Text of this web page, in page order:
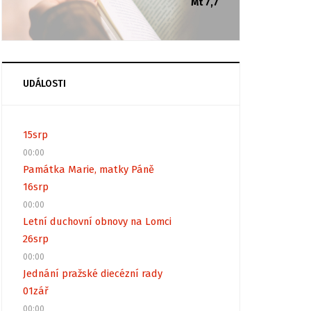
Mt 7,7
UDÁLOSTI
15srp
00:00
Památka Marie, matky Páně
16srp
00:00
Letní duchovní obnovy na Lomci
26srp
00:00
Jednání pražské diecézní rady
01zář
00:00